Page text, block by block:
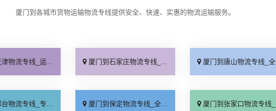
厦门到各城市货物运输物流专线提供安全、快速、实惠的物流运输服务。
线_运保时效「高效快运」 厦门到石家庄物流专线_准时准点「多少公里」 厦门到唐山物流专线_全境派送「收费介绍」
线_专业靠谱「上门提货」 厦门到保定物流专线_全程直达「高效运输」 厦门到张家口物流专线_全境派送「多久能到」